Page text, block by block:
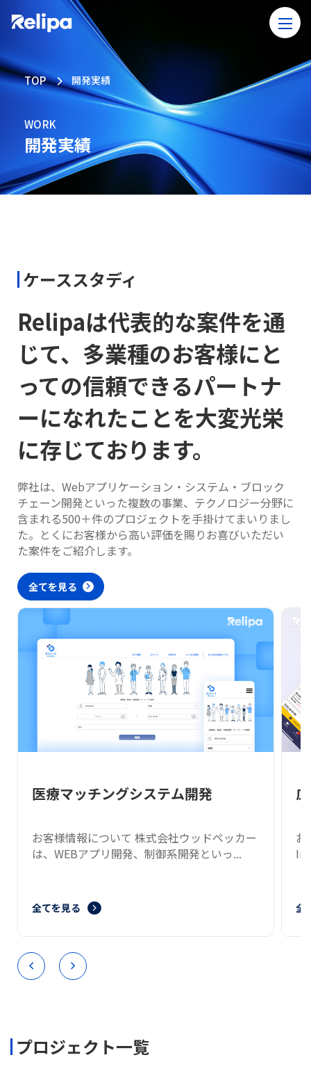
TOP 開発実績
WORK
開発実績
ケーススタディ
Relipaは代表的な案件を通
じて、多業種のお客様にと
っての信頼できるパートナ
ーになれたことを大変光栄
に存じております。
弊社は、Webアプリケーション・システム・ブロック
チェーン開発といった複数の事業、テクノロジー分野に
含まれる500＋件のプロジェクトを手掛けてまいりまし
た。とくにお客様から高い評価を賜りお喜びいただい
た案件をご紹介します。
全てを見る
ドペッカー
といっ...
広報モニタリングシステム
お客様について CareVNは、Care
Internationalの支社の一つ...
プロジェクト一覧